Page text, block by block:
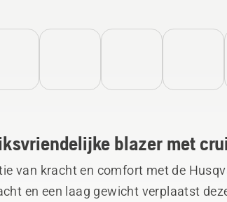
blazer met
van kracht en comfort met de
en een laag gewicht verplaatst